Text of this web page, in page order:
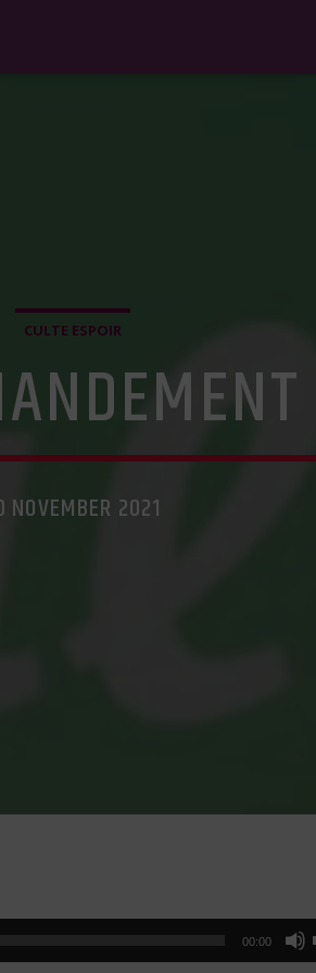
CULTE ESPOIR
NOVEMBER 2021
00:00